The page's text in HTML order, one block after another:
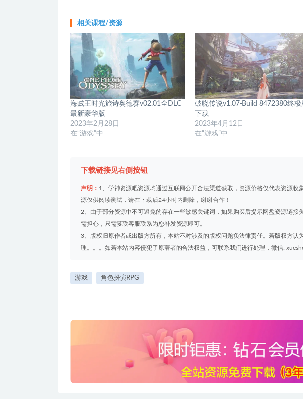
相关课程/资源
海贼王时光旅诗奥德赛v02.01全DLC
最新豪华版
2023年2月28日
在“游戏”中
破晓传说v1.07-Build 8472380终极
下载
2023年4月12日
在“游戏”中
下载链接见右侧按钮
声明： 1、学神资源吧资源均通过互联网公开合法渠道获取，资源价格仅代表资源收
源仅供阅读测试，请在下载后24小时内删除，谢谢合作！
2、由于部分资源中不可避免的存在一些敏感关键词，如果购买后提示网盘资源链接
需担心，只需要联客服联系为您补发资源即可。
3、版权归原作者或出版方所有，本站不对涉及的版权问题负法律责任。若版权方认
理。。。如若本站内容侵犯了原著者的合法权益，可联系我们进行处理，微信:
游戏 角色扮演RPG